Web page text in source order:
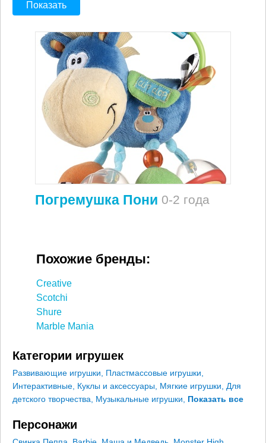
Погремушка Пони 0-2 года
Похожие бренды:
Creative
Scotchi
Shure
Marble Mania
Категории игрушек
Развивающие игрушки Пластмассовые игрушки
Интерактивные Куклы и аксессуары Мягкие игрушки
Для
детского творчества
Музыкальные игрушки Показать все
Персонажи